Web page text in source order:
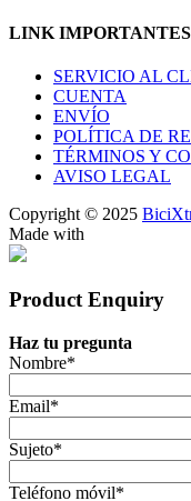
LINK IMPORTANTES
SERVICIO AL
CUENTA
ENVÍO
POLÍTICA DE
TÉRMINOS Y
AVISO LEGAL
Copyright © 2025
Made with
Product Enquiry
Haz tu pregunta
Nombre*
Email*
Sujeto*
Teléfono móvil*